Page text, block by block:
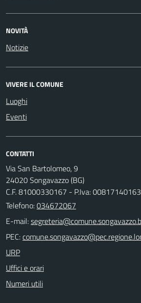
NOVITÀ
Notizie
VIVERE IL COMUNE
Luoghi
Eventi
CONTATTI
Via San Bartolomeo, 9
24020 Songavazzo (BG)
C.F. 81000330167 - P.Iva: 00817140163
Telefono:034672067
E-mail:
PEC:
URP
Uffici e orari
Numeri utili